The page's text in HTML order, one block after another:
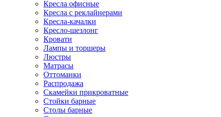
Кресла офисные
Кресла с реклайнерами
Кресла-качалки
Кресло-шезлонг
Кровати
Лампы и торшеры
Люстры
Матрасы
Оттоманки
Распродажа
Скамейки прикроватные
Стойки барные
Столы барные